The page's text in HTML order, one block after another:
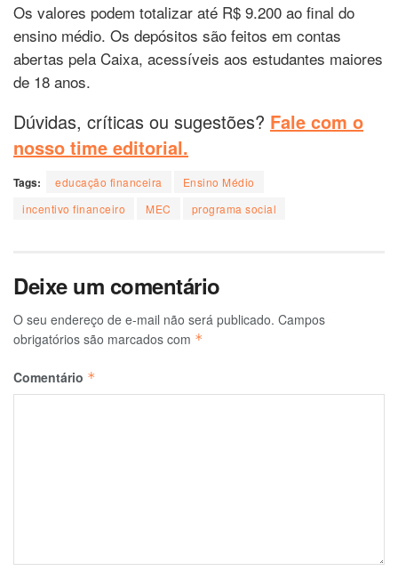
Os valores podem totalizar até R$ 9.200 ao final do
ensino médio. Os depósitos são feitos em contas
abertas pela Caixa, acessíveis aos estudantes maiores
de 18 anos.
Dúvidas, críticas ou sugestões? Fale com o
nosso time editorial.
Tags: educação financeira
Ensino Médio
incentivo financeiro
MEC programa social
Deixe um comentário
O seu endereço de e-mail não será publicado. Campos
obrigatórios são marcados com *
Comentário *